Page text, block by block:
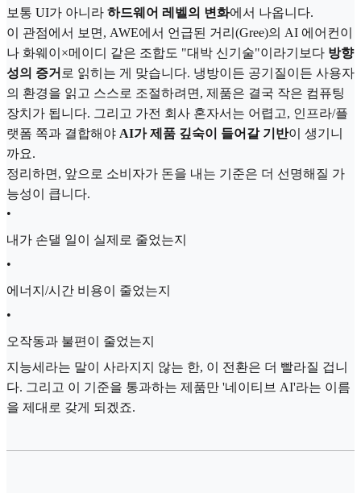
보통 UI가 아니라 하드웨어 레벨의 변화에서 나옵니다.
이 관점에서 보면, AWE에서 언급된 거리(Gree)의 AI 에어컨이
나 화웨이×메이디 같은 조합도 "대박 신기술"이라기보다 방향
성의 증거 로 읽히는 게 맞습니다. 냉방이든 공기질이든 사용자
의 환경을 읽고 스스로 조절하려면, 제품은 결국 작은 컴퓨팅
장치가 됩니다. 그리고 가전 회사 혼자서는 어렵고, 인프라/플
랫폼 쪽과 결합해야 AI가 제품 깊숙이 들어갈 기반이 생기니
까요.
정리하면, 앞으로 소비자가 돈을 내는 기준은 더 선명해질 가
능성이 큽니다.
•
내가 손댈 일이 실제로 줄었는지
•
에너지/시간 비용이 줄었는지
•
오작동과 불편이 줄었는지
지능세라는 말이 사라지지 않는 한, 이 전환은 더 빨라질 겁니
다. 그리고 이 기준을 통과하는 제품만 '네이티브 AI'라는 이름
을 제대로 갖게 되겠죠.